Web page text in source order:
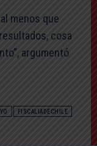
menos que
cosa
argumentó
FISCALIADECHILE